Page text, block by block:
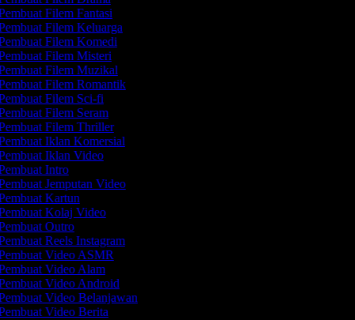
Filem Fantasi
Filem Keluarga
Filem Komedi
Filem Misteri
Filem Muzikal
Filem Romantik
Filem Sci-fi
Filem Seram
Filem Thriller
Iklan Komersial
Iklan Video
Intro
Jemputan Video
Kartun
Kolaj Video
Outro
Reels Instagram
Video ASMR
Video Alam
Video Android
Video Belanjawan
Video Berita